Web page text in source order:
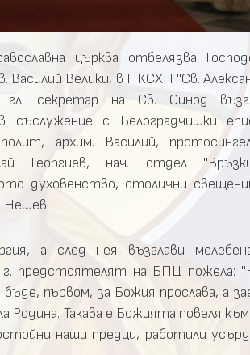
църква отбелязва
Василий Велики, в ПКСХП "Св.
гл. секретар на Св. Синод
с Белоградчишки
архим. Василий,
Георгиев, нач. отдел
духовенство, столични
Нешев.
а след нея възглави
предстоятелят на БПЦ пожела:
първом, за Божия прослава, а
Такава е Божията повеля към
наши предци, работили